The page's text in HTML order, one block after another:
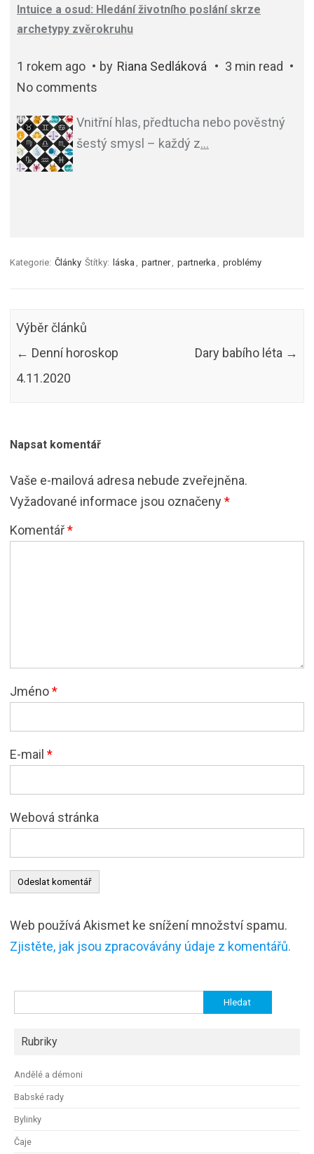
Intuice a osud: Hledání životního poslání skrze
archetypy zvěrokruhu
1 rokem ago by Riana Sedláková
3 min read
No comments
Vnitřní hlas, předtucha nebo pověstný
šestý smysl – každý z…
Kategorie: Články Štítky: láska partner partnerka problémy
Výběr článků
← Denní horoskop
4.11.2020
Dary babího léta →
Napsat komentář
Vaše e-mailová adresa nebude zveřejněna.
Vyžadované informace jsou označeny*
Komentář*
Jméno*
E-mail *
Webová stránka
Web používá Akismet ke snížení množství spamu.
Zjistěte, jak jsou zpracovávány údaje z komentářů.
Rubriky
Andělé a démoni
Babské rady
Bylinky
Čaje